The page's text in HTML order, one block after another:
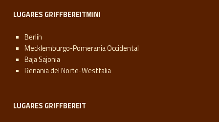
LUGARES GRIFFBEREITMINI
Berlín
Mecklemburgo-Pomerania Occidental
Baja Sajonia
Renania del Norte-Westfalia
LUGARES GRIFFBEREIT